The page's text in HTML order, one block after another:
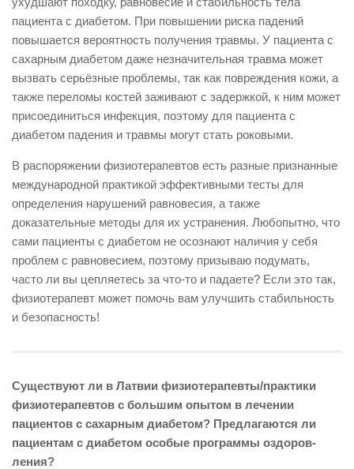
пациента с диабетом. При повышении риска падений
повышается вероятность получения травмы. У пациента с
сахарным диабетом даже незначительная травма может
вызвать серьёзные проблемы, так как повреждения кожи, а
также переломы костей заживают с задержкой, к ним может
присоединиться инфекция, поэтому для пациента с
диабетом падения и травмы могут стать роковыми.
В распоряжении физиотерапевтов есть разные признанные
международной практикой эффективными тесты для
определения нарушений равновесия, а также
доказательные методы для их устранения. Любопытно, что
сами пациенты с диабетом не осознают наличия у себя
проблем с равновесием, поэтому призываю подумать,
часто ли вы цепляетесь за что-то и падаете? Если это так,
физиотерапевт может помочь вам улучшить стабильность
и безопасность!
Существуют ли в Латвии физио­терапевты/практики
физиотерапев­тов с большим опытом в лечении
пациентов с сахарным диабе­том? Предлагаются ли
пациентам с диабетом особые программы оз­до­ров­
ления?